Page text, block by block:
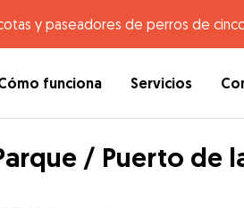
y paseadores de perros de
funciona Servicios
/ Puerto de